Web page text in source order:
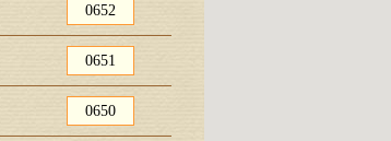
0652
0651
0650